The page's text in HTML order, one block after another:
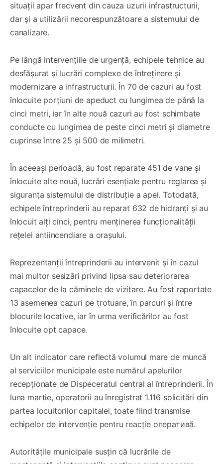
situații apar frecvent din cauza uzurii infrastructurii,
dar și a utilizării necorespunzătoare a sistemului de
canalizare.
Pe lângă intervențiile de urgență, echipele tehnice au
desfășurat și lucrări complexe de întreținere și
modernizare a infrastructurii. În 70 de cazuri au fost
înlocuite porțiuni de apeduct cu lungimea de până la
cinci metri, iar în alte nouă cazuri au fost schimbate
conducte cu lungimea de peste cinci metri și diametre
cuprinse între 25 și 500 de milimetri.
În aceeași perioadă, au fost reparate 451 de vane și
înlocuite alte nouă, lucrări esențiale pentru reglarea și
siguranța sistemului de distribuție a apei. Totodată,
echipele întreprinderii au reparat 632 de hidranți și au
înlocuit alți cinci, pentru menținerea funcționalității
rețelei antiincendiare a orașului.
Reprezentanții întreprinderii au intervenit și în cazul
mai multor sesizări privind lipsa sau deteriorarea
capacelor de la căminele de vizitare. Au fost raportate
13 asemenea cazuri pe trotuare, în parcuri și între
blocurile locative, iar în urma verificărilor au fost
înlocuite opt capace.
Un alt indicator care reflectă volumul mare de muncă
al serviciilor municipale este numărul apelurilor
recepționate de Dispeceratul central al întreprinderii. În
luna martie, operatorii au înregistrat 1.116 solicitări din
partea locuitorilor capitalei, toate fiind transmise
echipelor de intervenție pentru reacție оперативă.
Autoritățile municipale susțin că lucrările de